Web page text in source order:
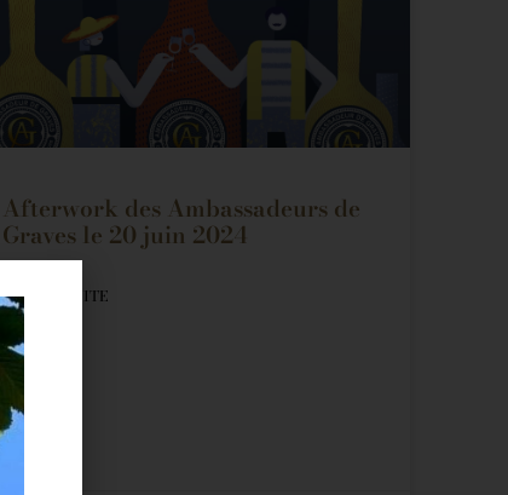
Afterwork des Ambassadeurs de
Graves le 20 juin 2024
LIRE LA SUITE